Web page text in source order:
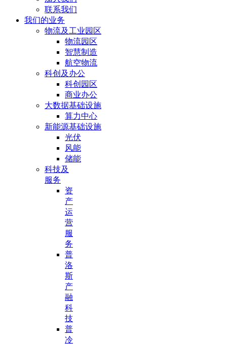
联系我们
我们的业务
物流及工业园区
物流园区
智慧制造
航空物流
科创及办公
科创园区
商业办公
大数据基础设施
算力中心
新能源基础设施
光伏
风能
储能
科技及
服务
资
产
运
营
服
务
普
洛
斯
产
融
科
技
普
冷